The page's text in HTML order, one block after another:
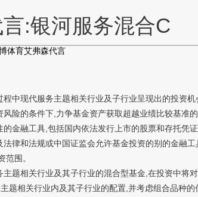
:银河服务混合C
体育艾弗森代言
现代服务主题相关行业及子行业呈现出的投资
险的条件下,力争基金资产获取超越业绩比较基准的
融工具,包括国内依法发行上市的股票和存托凭
律和法规或中国证监会允许基金投资的别的金融
围。
相关行业及其子行业的混合型基金,在投资中将
题相关行业内及其子行业的配置,并考虑组合品